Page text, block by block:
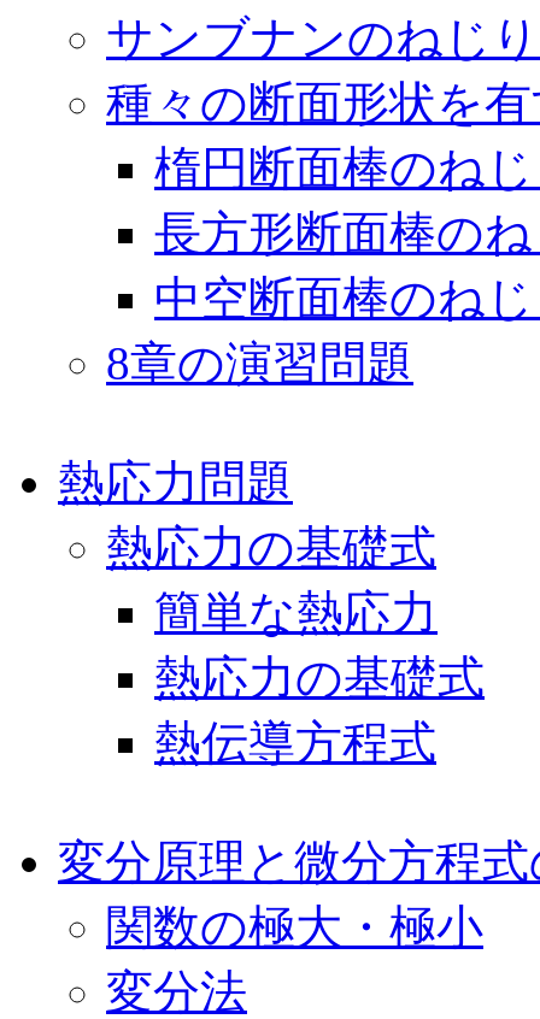
サンブナンのねじ
種々の断面形状を
楕円断面棒のね
長方形断面棒の
中空断面棒のね
8章の演習問題
熱応力問題
熱応力の基礎式
簡単な熱応力
熱応力の基礎式
熱伝導方程式
変分原理と微分方程
関数の極大・極小
変分法